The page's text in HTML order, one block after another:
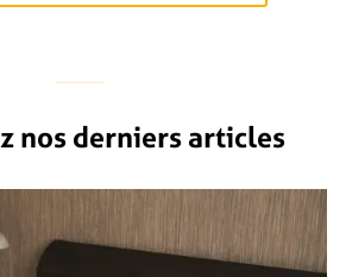
nos derniers articles